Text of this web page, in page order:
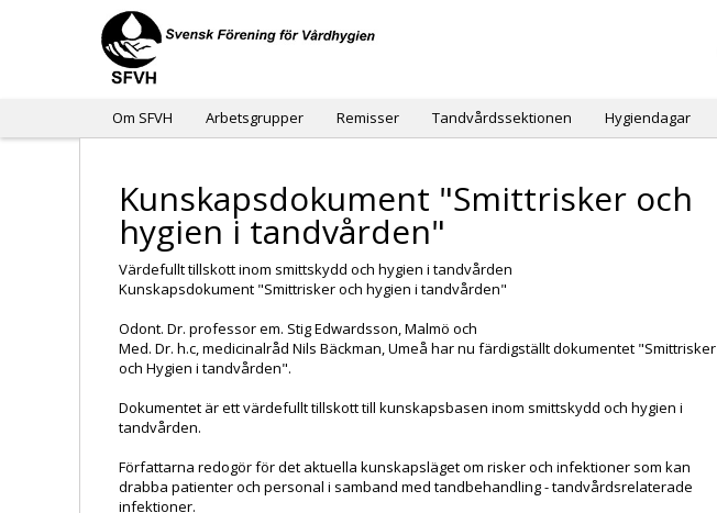
Om SFVH Arbetsgrupper Remisser Tandvårdssektionen Hygiendagar
Kunskapsdokument "Smittrisker och
hygien i tandvården"
Värdefullt tillskott inom smittskydd och hygien i tandvården
Kunskapsdokument "Smittrisker och hygien i tandvården"
Odont. Dr. professor em. Stig Edwardsson, Malmö och
Med. Dr. h.c, medicinalråd Nils Bäckman, Umeå har nu färdigställt dokumentet "Smittrisker
och Hygien i tandvården".
Dokumentet är ett värdefullt tillskott till kunskapsbasen inom smittskydd och hygien i
tandvården.
Författarna redogör för det aktuella kunskapsläget om risker och infektioner som kan
drabba patienter och personal i samband med tandbehandling - tandvårdsrelaterade
infektioner.